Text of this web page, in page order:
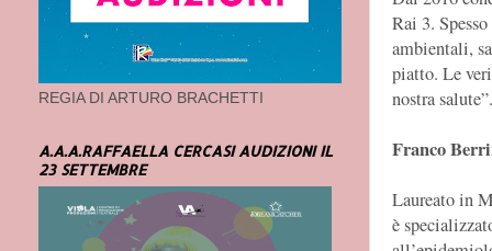
Rai 3.
ambientali,
piatto. Le
nostra salute”.
Franco
Laureato in
è
REGIA DI ARTURO BRACHETTI
A.A.A.RAFFAELLA CERCASI AUDIZIONI IL
23 SETTEMBRE